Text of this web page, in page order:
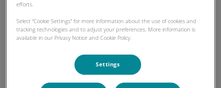
efforts.
Select “Cookie Settings” for more information about the use of cookies and
tracking technologies and to adjust your preferences. More information is
available in our Privacy Notice and Cookie Policy.
Settings